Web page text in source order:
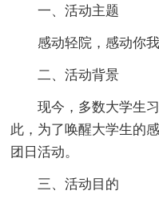
一、活动主题
感动轻院，感动你
二、活动背景
现今，多数大学生习
此，为了唤醒大学生的
团日活动。
三、活动目的